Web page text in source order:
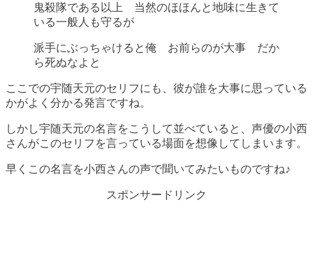
鬼殺隊である以上 当然のほほんと地味に生きて
いる一般人も守るが
派手にぶっちゃけると俺 お前らのが大事 だか
ら死ぬなよと
ここでの宇随天元のセリフにも、彼が誰を大事に思っている
かがよく分かる発言ですね。
しかし宇随天元の名言をこうして並べていると、声優の小西
さんがこのセリフを言っている場面を想像してしまいます。
早くこの名言を小西さんの声で聞いてみたいものですね♪
スポンサードリンク